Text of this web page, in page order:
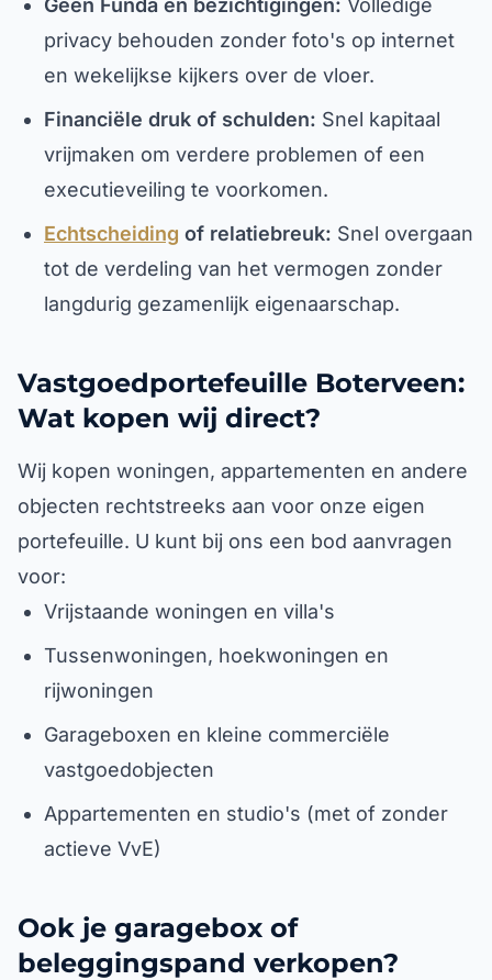
Geen Funda en bezichtigingen: Volledige
privacy behouden zonder foto's op internet
en wekelijkse kijkers over de vloer.
Financiële druk of schulden: Snel kapitaal
vrijmaken om verdere problemen of een
executieveiling te voorkomen.
Echtscheiding of relatiebreuk: Snel overgaan
tot de verdeling van het vermogen zonder
langdurig gezamenlijk eigenaarschap.
Vastgoedportefeuille Boterveen:
Wat kopen wij direct?
Wij kopen woningen, appartementen en andere
objecten rechtstreeks aan voor onze eigen
portefeuille. U kunt bij ons een bod aanvragen
voor:
Vrijstaande woningen en villa's
Tussenwoningen, hoekwoningen en
rijwoningen
Garageboxen en kleine commerciële
vastgoedobjecten
Appartementen en studio's (met of zonder
actieve VvE)
Ook je garagebox of
beleggingspand verkopen?